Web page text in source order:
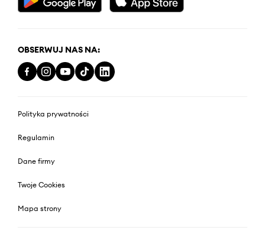
OBSERWUJ NAS NA:
Polityka prywatności
Regulamin
Dane firmy
Twoje Cookies
Mapa strony